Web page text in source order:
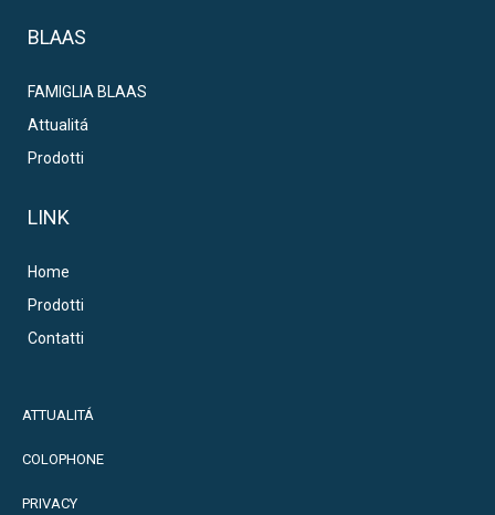
BLAAS
FAMIGLIA BLAAS
Attualitá
Prodotti
LINK
Home
Prodotti
Contatti
ATTUALITÁ
COLOPHONE
PRIVACY